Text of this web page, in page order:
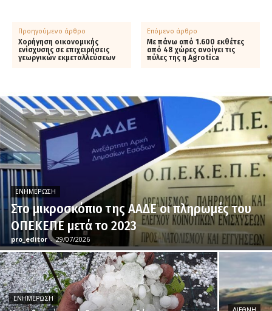
Προηγούμενο άρθρο
Χορήγηση οικονομικής
ενίσχυσης σε επιχειρήσεις
γεωργικών εκμεταλλεύσεων
Επόμενο άρθρο
Με πάνω από 1.600 εκθέτες
από 48 χώρες ανοίγει τις
πύλες της η Agrotica
ΕΝΗΜΈΡΩΣΗ
Στο μικροσκόπιο της ΑΑΔΕ οι πληρωμές του
ΟΠΕΚΕΠΕ μετά το 2023
pro_editor - 29/07/2026
ΕΝΗΜΈΡΩΣΗ